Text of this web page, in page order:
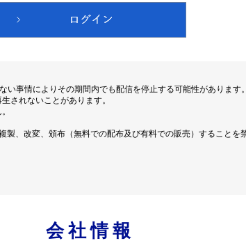
事情によりその期間内でも配信を停止する可能性があります。
されないことがあります。
、改変、頒布（無料での配布及び有料での販売）することを
会社情報